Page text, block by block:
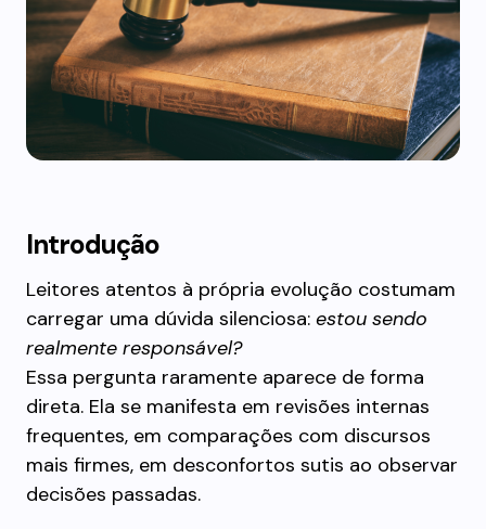
Introdução
Leitores atentos à própria evolução costumam
carregar uma dúvida silenciosa: estou sendo
realmente responsável?
Essa pergunta raramente aparece de forma
direta. Ela se manifesta em revisões internas
frequentes, em comparações com discursos
mais firmes, em desconfortos sutis ao observar
decisões passadas.